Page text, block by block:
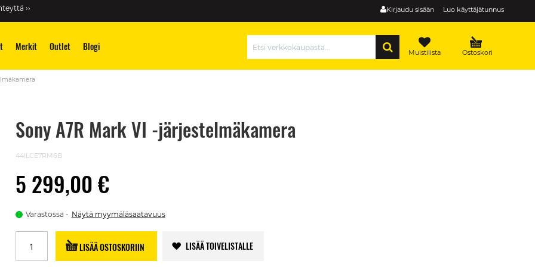
Kirjaudu sisään Luo käyttäjätunnus
››
Merkit Outlet Blogi Ostoskori
Muistilista
Sony A7R Mark VI -järjestelmäkamera
44ILCE7RM6B
5 299,00 €
Varastossa Näytä myymäläsaatavuus
LISÄÄ OSTOSKORIIN LISÄÄ TOIVELISTALLE